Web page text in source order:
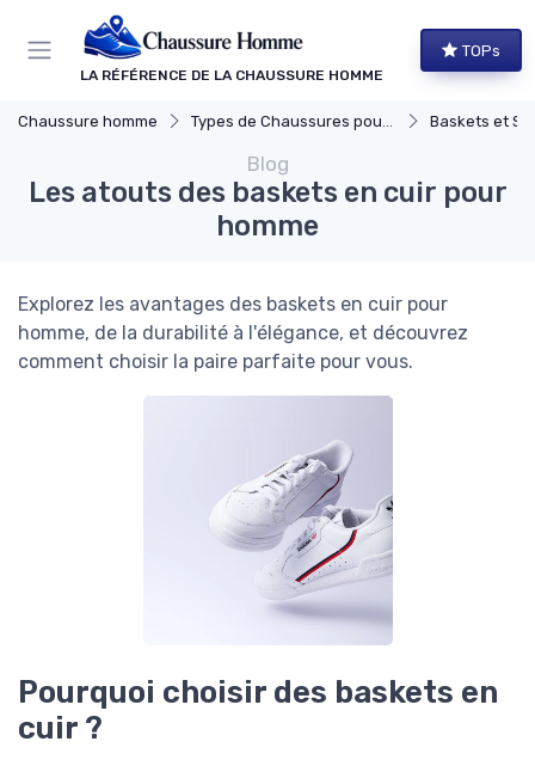
LA RÉFÉRENCE DE LA CHAUSSURE HOMME
TOPs
Chaussure homme Types de Chaussures pour Hommes Baskets et
Blog
Les atouts des baskets en cuir pour
homme
Explorez les avantages des baskets en cuir pour
homme, de la durabilité à l'élégance, et découvrez
comment choisir la paire parfaite pour vous.
Pourquoi choisir des baskets en
cuir ?
Panneau de gestion des cookies